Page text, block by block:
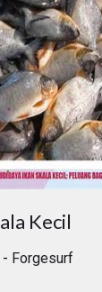
Kecil
- Forgesurf